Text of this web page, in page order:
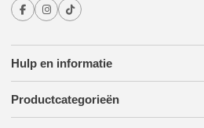
Hulp en informatie
Productcategorieën